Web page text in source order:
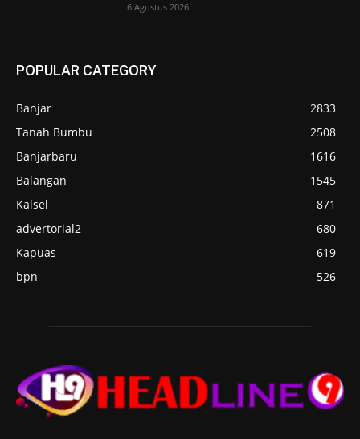
6 Agustus 2026
POPULAR CATEGORY
Banjar
2833
Tanah Bumbu
2508
Banjarbaru
1616
Balangan
1545
Kalsel
871
advertorial2
680
Kapuas
619
bpn
526